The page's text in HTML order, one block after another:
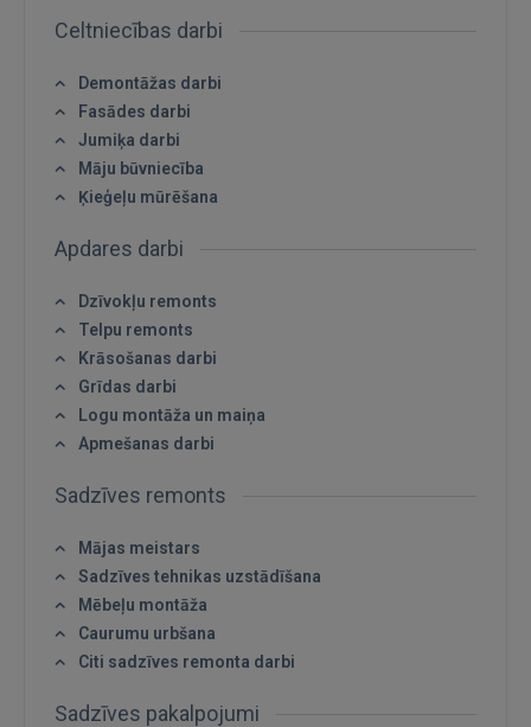
Ienākt
Celtniecības darbi
Demontāžas darbi
Fasādes darbi
Jumiķa darbi
Māju būvniecība
Ķieģeļu mūrēšana
Apdares darbi
Dzīvokļu remonts
Telpu remonts
Krāsošanas darbi
Grīdas darbi
Logu montāža un maiņa
Apmešanas darbi
Sadzīves remonts
Mājas meistars
Sadzīves tehnikas uzstādīšana
Mēbeļu montāža
Caurumu urbšana
Citi sadzīves remonta darbi
Sadzīves pakalpojumi